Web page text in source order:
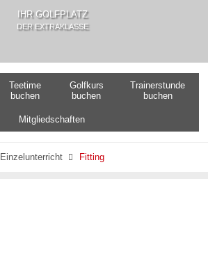
IHR GOLFPLATZ
DER EXTRAKLASSE
Teetime
buchen
Golfkurs
buchen
Trainerstunde
buchen
Mitgliedschaften
Einzelunterricht  Fitting